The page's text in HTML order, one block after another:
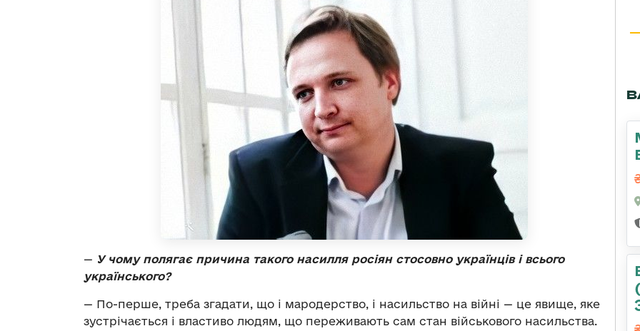
— У чому полягає причина такого насилля росіян стосовно українців і всього
українського?
— По-перше, треба згадати, що і мародерство, і насильство на війні — це явище, яке
зустрічається і властиво людям, що переживають сам стан військового насильства.